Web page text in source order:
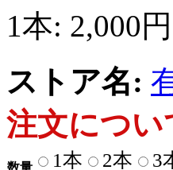
1本: 2,000円
ストア名:
注文につ
数量 1本 2本 3